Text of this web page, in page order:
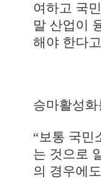
여하고 국
말 산업이
해야 한다
승마활성
“보통 국민
는 것으로
의 경우에